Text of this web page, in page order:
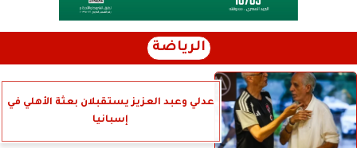
الرياضة
عدلي وعبد العزيز يستقبلان بعثة الأهلي في
إسبانيا